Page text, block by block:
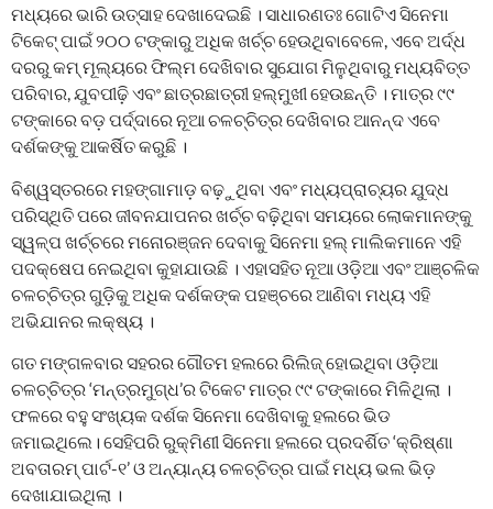
ମଧ୍ୟରେ ଭାରି ଉତ୍ସାହ ଦେଖାଦେଇଛି । ସାଧାରଣତଃ ଗୋଟିଏ ସିନେମା
ଟିକେଟ୍ ପାଇଁ ୨୦୦ ଟଙ୍କାରୁ ଅଧିକ ଖର୍ଚ୍ଚ ହେଉଥିବାବେଳେ, ଏବେ ଅର୍ଦ୍ଧ
ଦରରୁ କମ୍ ମୂଲ୍ୟରେ ଫିଲ୍ମ ଦେଖିବାର ସୁଯୋଗ ମିଳୁଥିବାରୁ ମଧ୍ୟବିତ୍ତ
ପରିବାର, ଯୁବପୀଢ଼ି ଏବଂ ଛାତ୍ରଛାତ୍ରୀ ହଲ୍‌ମୁଖୀ ହେଉଛନ୍ତି । ମାତ୍ର ୯୯
ଟଙ୍କାରେ ବଡ଼ ପର୍ଦ୍ଦାରେ ନୂଆ ଚଳଚ୍ଚିତ୍ର ଦେଖିବାର ଆନନ୍ଦ ଏବେ
ଦର୍ଶକଙ୍କୁ ଆକର୍ଷିତ କରୁଛି ।
ବିଶ୍ୱସ୍ତରରେ ମହଙ୍ଗାମାଡ଼ ବଢ଼ୁଥିବା ଏବଂ ମଧ୍ୟପ୍ରାଚ୍ୟର ଯୁଦ୍ଧ
ପରିସ୍ଥିତି ପରେ ଜୀବନଯାପନର ଖର୍ଚ୍ଚ ବଢ଼ିଥିବା ସମୟରେ ଲୋକମାନଙ୍କୁ
ସ୍ୱଳ୍ପ ଖର୍ଚ୍ଚରେ ମନୋରଞ୍ଜନ ଦେବାକୁ ସିନେମା ହଲ୍ ମାଲିକମାନେ ଏହି
ପଦକ୍ଷେପ ନେଇଥିବା କୁହାଯାଉଛି । ଏହାସହିତ ନୂଆ ଓଡ଼ିଆ ଏବଂ ଆଞ୍ଚଳିକ
ଚଳଚ୍ଚିତ୍ର ଗୁଡ଼ିକୁ ଅଧିକ ଦର୍ଶକଙ୍କ ପହଞ୍ଚରେ ଆଣିବା ମଧ୍ୟ ଏହି
ଅଭିଯାନର ଲକ୍ଷ୍ୟ ।
ଗତ ମଙ୍ଗଳବାର ସହରର ଗୌତମ ହଲରେ ରିଲିଜ୍ ହୋଇଥିବା ଓଡ଼ିଆ
ଚଳଚ୍ଚିତ୍ର ‘ମନ୍ତ୍ରମୁଗ୍ଧ’ର ଟିକେଟ ମାତ୍ର ୯୯ ଟଙ୍କାରେ ମିଳିଥିଲା ।
ଫଳରେ ବହୁ ସଂଖ୍ୟକ ଦର୍ଶକ ସିନେମା ଦେଖିବାକୁ ହଲରେ ଭିଡ
ଜମାଇଥିଲେ। ସେହିପରି ରୁକ୍ମିଣୀ ସିନେମା ହଲରେ ପ୍ରଦର୍ଶିତ ‘କ୍ରିଷ୍ଣା
ଅବତାରମ୍ ପାର୍ଟ-୧’ ଓ ଅନ୍ୟାନ୍ୟ ଚଳଚ୍ଚିତ୍ର ପାଇଁ ମଧ୍ୟ ଭଲ ଭିଡ଼
ଦେଖାଯାଇଥିଲା ।